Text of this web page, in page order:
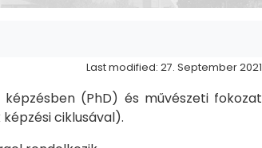
Last modified: 27. September 2021
(PhD) és művészeti fokozat
ciklusával).